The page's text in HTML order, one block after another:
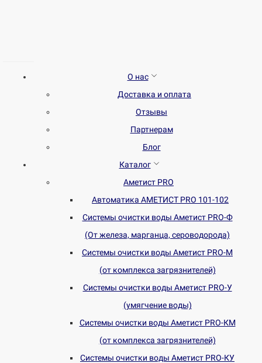
О нас
Доставка и оплата
Отзывы
Партнерам
Блог
Каталог
Аметист PRO
Автоматика АМЕТИСТ PRO 101-102
Системы очистки воды Аметист PRO-Ф
(От железа, марганца, сероводорода)
Системы очистки воды Аметист PRO-M
(от комплекса загрязнителей)
Системы очистки воды Аметист PRO-У
(умягчение воды)
Системы очистки воды Аметист PRO-КM
(от комплекса загрязнителей)
Системы очистки воды Аметист PRO-КУ